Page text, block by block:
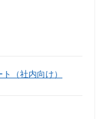
（社内向け）